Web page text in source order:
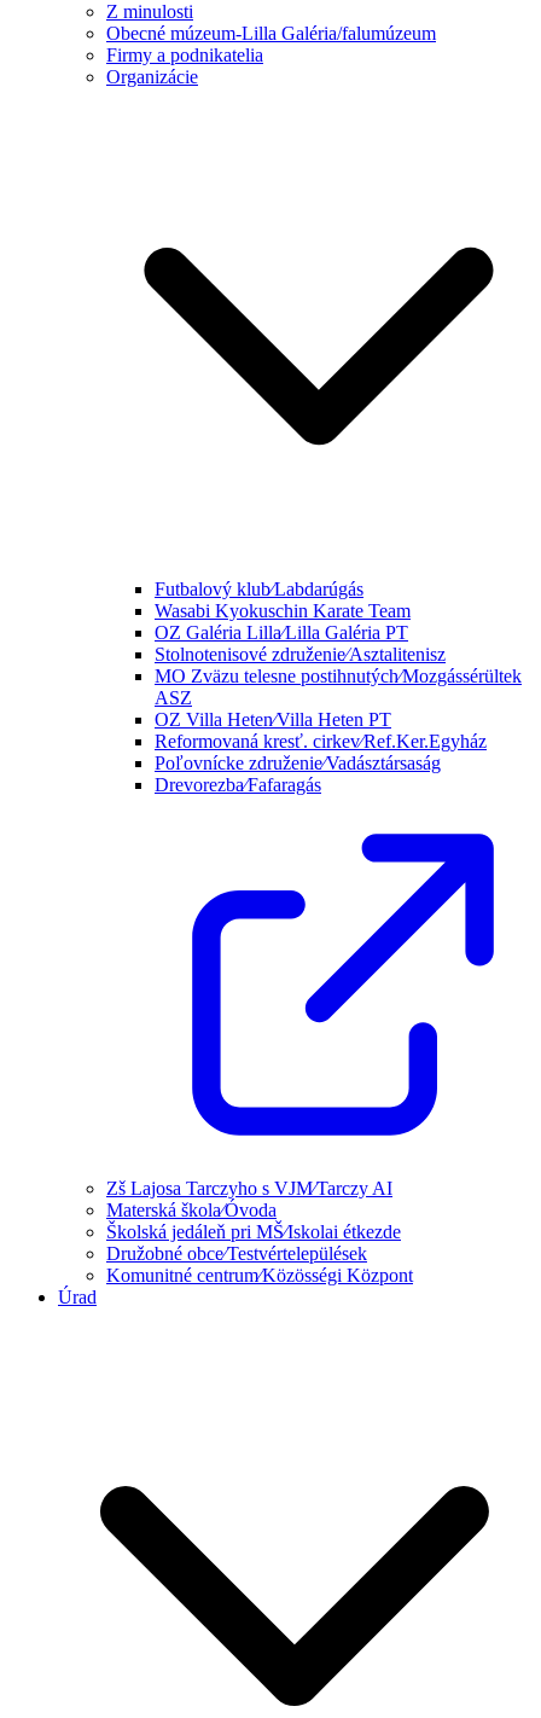
Z minulosti
Obecné múzeum-Lilla Galéria/falumúzeum
Firmy a podnikatelia
Organizácie
Futbalový klub⁄Labdarúgás
Wasabi Kyokuschin Karate Team
OZ Galéria Lilla⁄Lilla Galéria PT
Stolnotenisové združenie⁄Asztalitenisz
MO Zväzu telesne postihnutých⁄Mozgássérültek
ASZ
OZ Villa Heten⁄Villa Heten PT
Reformovaná kresť. cirkev⁄Ref.Ker.Egyház
Poľovnícke združenie⁄Vadásztársaság
Drevorezba⁄Fafaragás
Zš Lajosa Tarczyho s VJM⁄Tarczy AI
Materská škola⁄Óvoda
Školská jedáleň pri MŠ⁄Iskolai étkezde
Družobné obce⁄Testvértelepülések
Komunitné centrum⁄Közösségi Központ
Úrad